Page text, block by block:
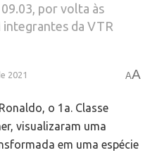
por volta às
integrantes da VTR
2021 AA
o 1a. Classe
visualizaram uma
em uma espécie